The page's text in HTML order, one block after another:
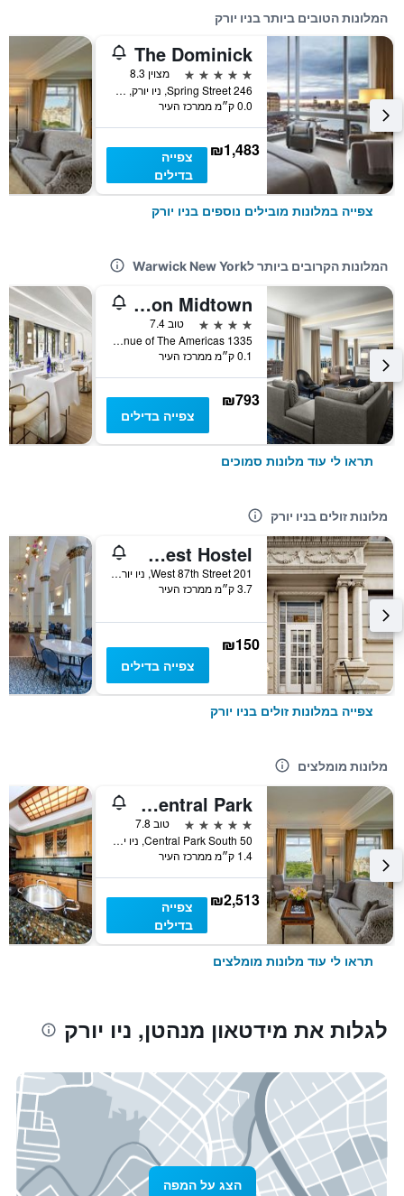
המלונות הטובים ביותר בניו יורק
The Dominick
5 כוכבים
מצוין 8.3
246 Spring Street, ניו יורק, NY, ארצות הברית
0.0 ק״מ ממרכז העיר
₪1,483
צפייה
בדילים
צפייה במלונות מובילים נוספים בניו יורק
המלונות הקרובים ביותר לWarwick New York
New York Hilton Midtown
4 כוכבים
טוב 7.4
1335 Avenue of The Americas, ניו יורק, NY, ארצות הברית
0.1 ק״מ ממרכז העיר
₪793
צפייה בדילים
תראו לי עוד מלונות סמוכים
מלונות זולים בניו יורק
Central Park West Hostel
201 West 87th Street, ניו יורק, NY, ארצות הברית
3.7 ק״מ ממרכז העיר
₪150
צפייה בדילים
צפייה במלונות זולים בניו יורק
מלונות מומלצים
The Ritz-Carlton New York Central Park
5 כוכבים
טוב 7.8
50 Central Park South, ניו יורק, NY, ארצות הברית
1.4 ק״מ ממרכז העיר
₪2,513
צפייה
בדילים
תראו לי עוד מלונות מומלצים
לגלות את מידטאון מנהטן, ניו יורק
הצג על המפה